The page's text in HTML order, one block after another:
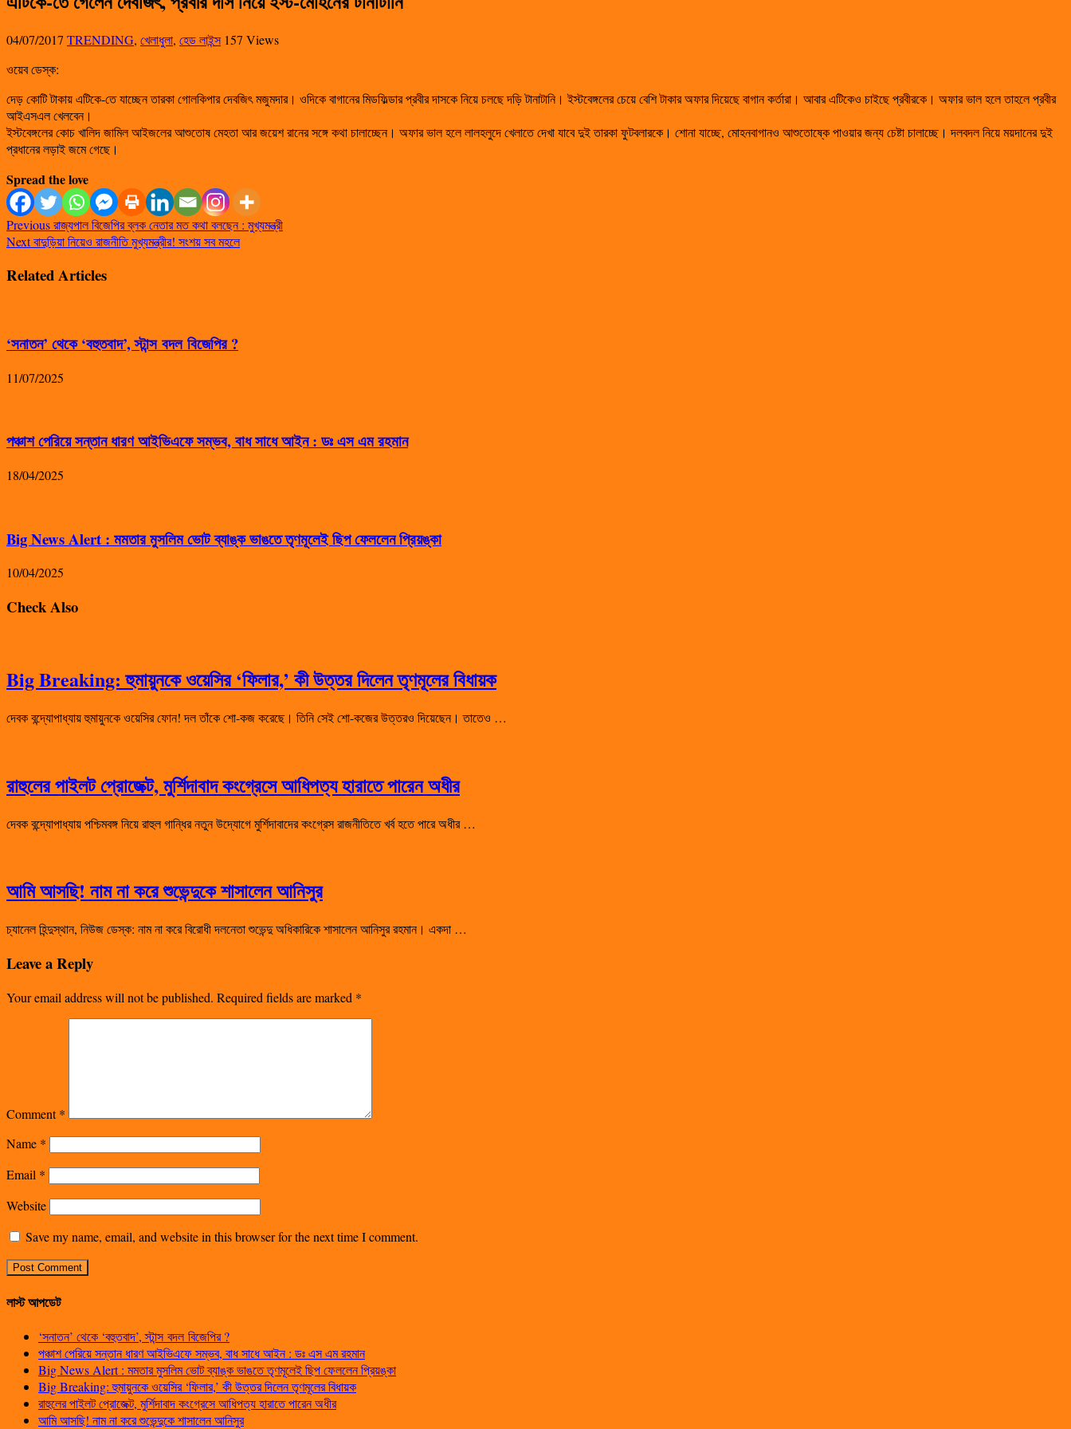
04/07/2017 TRENDING, খেলাধুলা, হেড লাইন্স 157 Views
ওয়েব ডেস্ক:
দেড় কোটি টাকায় এটিকে-তে যাচ্ছেন তারকা গোলকিপার দেবজিৎ মজুমদার। ওদিকে বাগানের মিডফিল্ডার প্রবীর দাসকে নিয়ে চলছে দড়ি টানাটানি। ইস্টবেঙ্গলের চেয়ে বেশি টাকার অফার দিয়েছে বাগান কর্তারা। আবার এটিকেও চাইছে প্রবীরকে। অফার ভাল হলে তাহলে প্রবীর
আইএসএল খেলবেন।
ইস্টবেঙ্গলের কোচ খালিদ জামিল আইজলের আশুতোষ মেহতা আর জয়েশ রানের সঙ্গে কথা চালাচ্ছেন। অফার ভাল হলে লালহলুদে খেলাতে দেখা যাবে দুই তারকা ফুটবলারকে। শোনা যাচ্ছে, মোহনবাগানও আশুতোষ্কে পাওয়ার জন্য চেষ্টা চালাচ্ছে। দলবদল নিয়ে ময়দানের দুই
প্রধানের লড়াই জমে গেছে।
Spread the love
Previousরাজ্যপাল বিজেপির ব্লক নেতার মত কথা বলছেন : মুখ্যমন্ত্রী
Nextবাদুড়িয়া নিয়েও রাজনীতি মুখ্যমন্ত্রীর! সংশয় সব মহলে
Related Articles
‘সনাতন’ থেকে ‘বহুতবাদ’, স্টান্স বদল বিজেপির ?
11/07/2025
পঞ্চাশ পেরিয়ে সন্তান ধারণ আইভিএফে সম্ভব, বাধ সাধে আইন : ডঃ এস এম রহমান
18/04/2025
Big News Alert : মমতার মুসলিম ভোট ব্যাঙ্ক ভাঙতে তৃণমূলেই ছিপ ফেললেন প্রিয়ঙ্কা
10/04/2025
Check Also
Big Breaking: হুমায়ুনকে ওয়েসির ‘ফিলার,’ কী উত্তর দিলেন তৃণমূলের বিধায়ক
দেবক বন্দ্যোপাধ্যায় হুমায়ুনকে ওয়েসির ফোন! দল তাঁকে শো-কজ করেছে। তিনি সেই শো-কজের উত্তরও দিয়েছেন। তাতেও …
রাহুলের পাইলট প্রোজেক্ট, মুর্শিদাবাদ কংগ্রেসে আধিপত্য হারাতে পারেন অধীর
দেবক বন্দ্যোপাধ্যায় পশ্চিমবঙ্গ নিয়ে রাহুল গান্ধির নতুন উদ্যোগে মুর্শিদাবাদের কংগ্রেস রাজনীতিতে খর্ব হতে পারে অধীর …
আমি আসছি! নাম না করে শুভেন্দুকে শাসালেন আনিসুর
চ্যানেল হিন্দুস্থান, নিউজ ডেস্ক: নাম না করে বিরোধী দলনেতা শুভেন্দু অধিকারিকে শাসালেন আনিসুর রহমান। একদা …
Leave a Reply
Your email address will not be published. Required fields are marked *
Comment*
Name *
Email *
Website
Save my name, email, and website in this browser for the next time I comment.
লাস্ট আপডেট
‘সনাতন’ থেকে ‘বহুতবাদ’, স্টান্স বদল বিজেপির ?
পঞ্চাশ পেরিয়ে সন্তান ধারণ আইভিএফে সম্ভব, বাধ সাধে আইন : ডঃ এস এম রহমান
Big News Alert : মমতার মুসলিম ভোট ব্যাঙ্ক ভাঙতে তৃণমূলেই ছিপ ফেললেন প্রিয়ঙ্কা
Big Breaking: হুমায়ুনকে ওয়েসির ‘ফিলার,’ কী উত্তর দিলেন তৃণমূলের বিধায়ক
রাহুলের পাইলট প্রোজেক্ট, মুর্শিদাবাদ কংগ্রেসে আধিপত্য হারাতে পারেন অধীর
আমি আসছি! নাম না করে শুভেন্দুকে শাসালেন আনিসুর